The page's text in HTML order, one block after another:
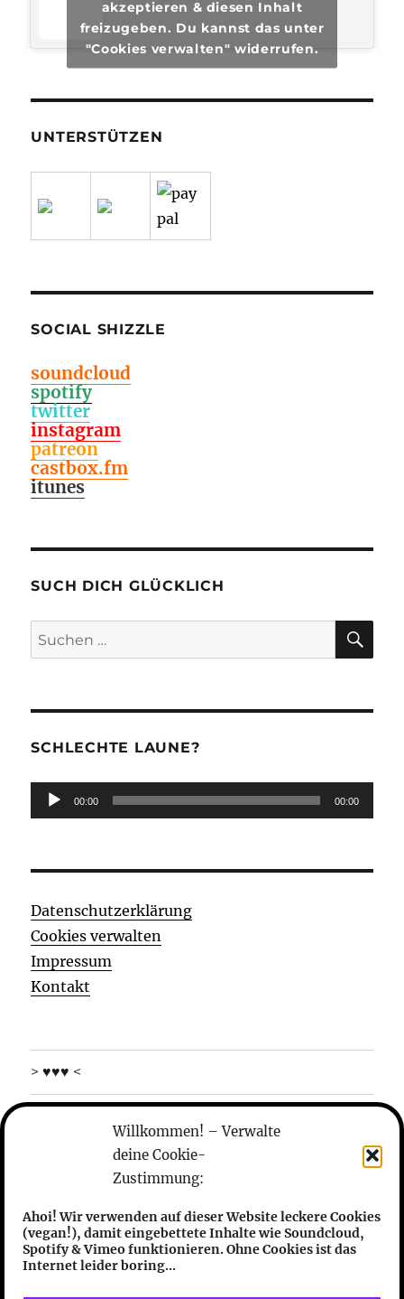
Willkommen! – Verwalte
deine Cookie-
Zustimmung:
Ahoi! Wir verwenden auf dieser Website leckere Cookies
(vegan!), damit eingebettete Inhalte wie Soundcloud,
Spotify & Vimeo funktionieren. Ohne Cookies ist das
Internet leider boring...
akzeptieren & diesen Inhalt
freizugeben. Du kannst das unter
"Cookies verwalten" widerrufen.
UNTERSTÜTZEN
SOCIAL SHIZZLE
soundcloud
spotify
twitter
instagram
patreon
castbox.fm
itunes
SUCH DICH GLÜCKLICH
Suchen
nach:
SCHLECHTE LAUNE?
Audio-
Player
00:00 00:00
Datenschutzerklärung
Cookies verwalten
Impressum
Kontakt
> ♥♥♥ <
wer sind die
features
friends